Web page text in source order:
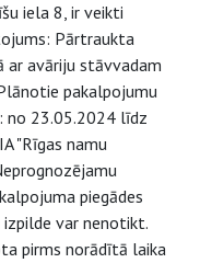
iela 8, ir veikti
Pārtraukta
ar avāriju stāvvadam
pakalpojumu
no 23.05.2024 līdz
"Rīgas namu
piegādes
izpilde var nenotikt.
pirms norādītā laika